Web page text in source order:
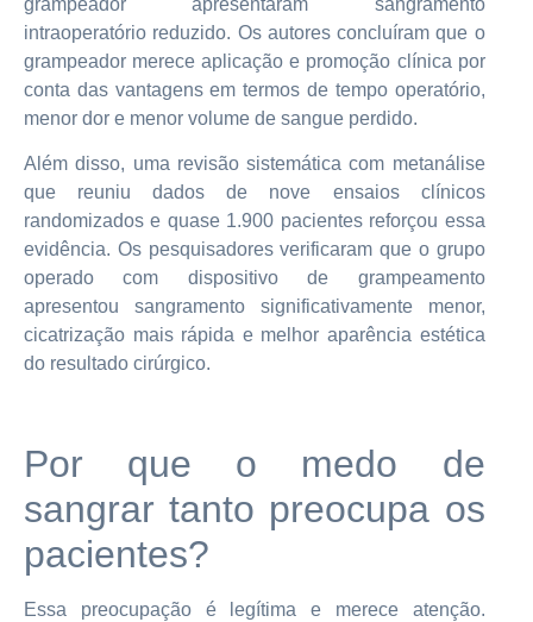
grampeador apresentaram sangramento
intraoperatório reduzido. Os autores concluíram que o
grampeador merece aplicação e promoção clínica por
conta das vantagens em termos de tempo operatório,
menor dor e menor volume de sangue perdido.
Além disso, uma revisão sistemática com metanálise
que reuniu dados de nove ensaios clínicos
randomizados e quase 1.900 pacientes reforçou essa
evidência. Os pesquisadores verificaram que o grupo
operado com dispositivo de grampeamento
apresentou sangramento significativamente menor,
cicatrização mais rápida e melhor aparência estética
do resultado cirúrgico.
Por que o medo de
sangrar tanto preocupa os
pacientes?
Essa preocupação é legítima e merece atenção.